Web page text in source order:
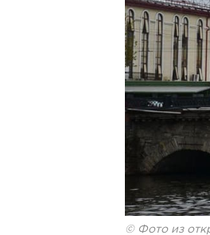
© Фото из